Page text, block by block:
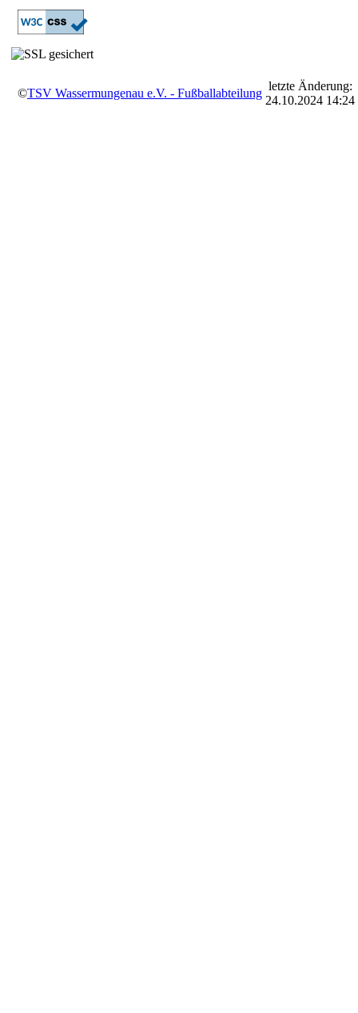
©TSV Wassermungenau e.V. - Fußballabteilung
letzte Änderung:
24.10.2024 14:24